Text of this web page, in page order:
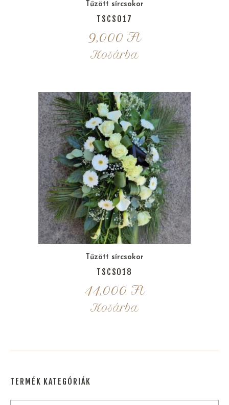
Tűzött sírcsokor
TSCS017
9,000 Ft
Kosárba
Tűzött sírcsokor
TSCS018
44,000 Ft
Kosárba
TERMÉK KATEGÓRIÁK